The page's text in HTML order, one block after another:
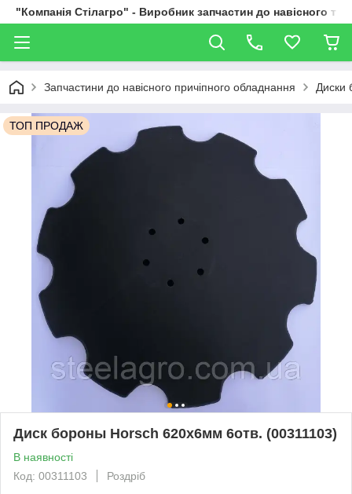
"Компанія Стілагро" - Виробник запчастин до навісного та
Запчастини до навісного причіпного обладнання Диски
ТОП ПРОДАЖ
Диск бороны Horsch 620х6мм 6отв. (00311103)
В наявності
Код: 00311103
Роздріб